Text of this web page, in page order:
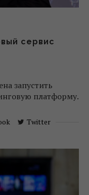
сервис
запустить
платформу.
Twitter